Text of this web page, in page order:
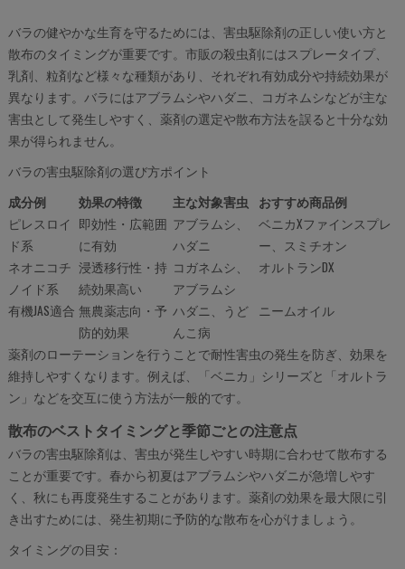
バラの健やかな生育を守るためには、害虫駆除剤の正しい使い方と
散布のタイミングが重要です。市販の殺虫剤にはスプレータイプ、
乳剤、粒剤など様々な種類があり、それぞれ有効成分や持続効果が
異なります。バラにはアブラムシやハダニ、コガネムシなどが主な
害虫として発生しやすく、薬剤の選定や散布方法を誤ると十分な効
果が得られません。
バラの害虫駆除剤の選び方ポイント
成分例
効果の特徴 主な対象害虫
おすすめ商品例
ピレスロイ
ド系
即効性・広範囲
に有効
アブラムシ、
ハダニ
ベニカXファインスプレ
ー、スミチオン
ネオニコチ
ノイド系
浸透移行性・持
続効果高い
コガネムシ、
アブラムシ
オルトランDX
有機JAS適合 無農薬志向・予
防的効果
ハダニ、うど
んこ病
ニームオイル
薬剤のローテーションを行うことで耐性害虫の発生を防ぎ、効果を
維持しやすくなります。例えば、「ベニカ」シリーズと「オルトラ
ン」などを交互に使う方法が一般的です。
散布のベストタイミングと季節ごとの注意点
バラの害虫駆除剤は、害虫が発生しやすい時期に合わせて散布する
ことが重要です。春から初夏はアブラムシやハダニが急増しやす
く、秋にも再度発生することがあります。薬剤の効果を最大限に引
き出すためには、発生初期に予防的な散布を心がけましょう。
タイミングの目安：